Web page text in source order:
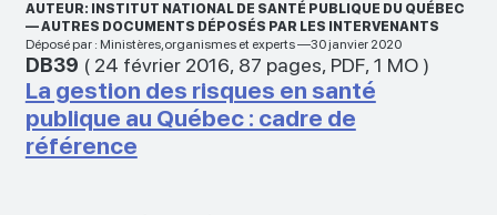
AUTEUR: INSTITUT NATIONAL DE SANTÉ PUBLIQUE DU QUÉBEC
— AUTRES DOCUMENTS DÉPOSÉS PAR LES INTERVENANTS
Déposé par : Ministères,organismes et experts —30 janvier 2020
DB39 ( 24 février 2016, 87 pages, PDF, 1 MO)
La gestion des risques en santé
publique au Québec : cadre de
référence